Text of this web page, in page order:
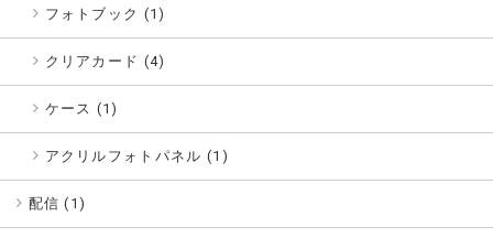
フォトブック (1)
クリアカード (4)
ケース (1)
アクリルフォトパネル (1)
配信 ( 1)